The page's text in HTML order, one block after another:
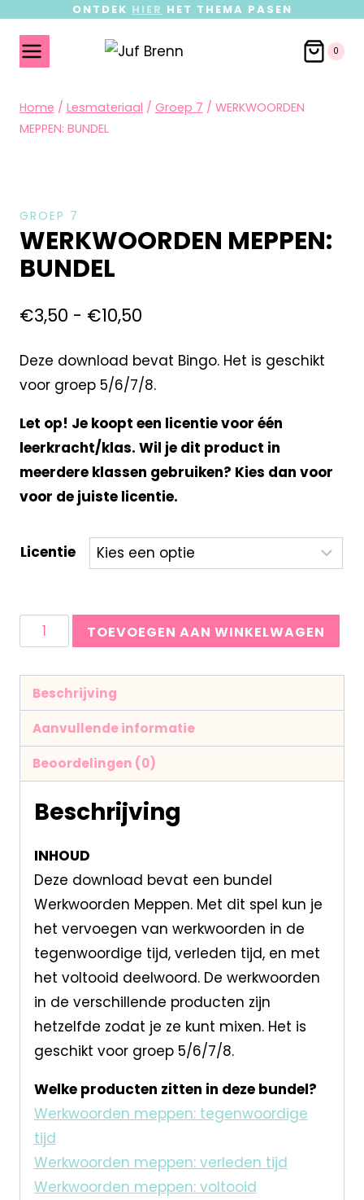
ONTDEK HIER HET THEMA PASEN
0
Home / Lesmateriaal / Groep 7 / WERKWOORDEN
MEPPEN: BUNDEL
GROEP 7
WERKWOORDEN MEPPEN:
BUNDEL
€3,50 - €10,50
Deze download bevat Bingo. Het is geschikt
voor groep 5/6/7/8.
Let op! Je koopt een licentie voor één
leerkracht/klas. Wil je dit product in
meerdere klassen gebruiken? Kies dan voor
voor de juiste licentie.
Licentie
TOEVOEGEN AAN WINKELWAGEN
Beschrijving
Aanvullende informatie
Beoordelingen (0)
Beschrijving
INHOUD
Deze download bevat een bundel
Werkwoorden Meppen. Met dit spel kun je
het vervoegen van werkwoorden in de
tegenwoordige tijd, verleden tijd, en met
het voltooid deelwoord. De werkwoorden
in de verschillende producten zijn
hetzelfde zodat je ze kunt mixen. Het is
geschikt voor groep 5/6/7/8.
Welke producten zitten in deze bundel?
Werkwoorden meppen: tegenwoordige
tijd
Werkwoorden meppen: verleden tijd
Werkwoorden meppen: voltooid